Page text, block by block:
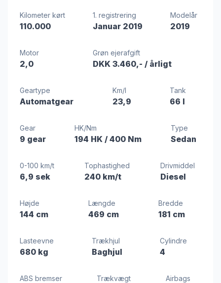
Kilometer kørt
110.000
1. registrering
Januar 2019
Modelår
2019
Motor
2,0
Grøn ejerafgift
DKK 3.460,- / årligt
Geartype
Automatgear
Km/l
23,9
Tank
66 l
Gear
9 gear
HK/Nm
194 HK/ 400 Nm
Type
Sedan
0-100 km/t
6,9 sek
Tophastighed
240 km/t
Drivmiddel
Diesel
Højde
144 cm
Længde
469 cm
Bredde
181 cm
Lasteevne
680 kg
Trækhjul
Baghjul
Cylindre
4
ABS bremser Trækvægt Airbags